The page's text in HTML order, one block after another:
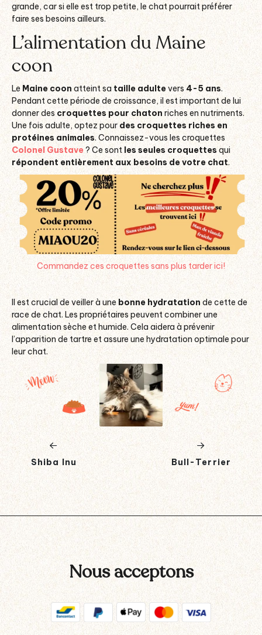
grande, car si elle est trop petite, le chat pourrait préférer
faire ses besoins ailleurs.
L’alimentation du Maine
coon
Le Maine coon atteint sa taille adultevers4-5 ans.
Pendant cette période de croissance, il est important de lui
donner descroquettes pour chaton riches en nutriments.
Une fois adulte, optez pourdes croquettes riches en
protéines animales. Connaissez-vous les croquettes
Colonel Gustave? Ce sontles seules croquettesqui
répondent entièrement aux besoins de votre chat.
Commandez ces croquettes sans plus tarder ici!
Il est crucial de veiller à une bonne hydratation de cette de
race de chat. Les propriétaires peuvent combiner une
alimentation sèche et humide. Cela aidera à prévenir
l’apparition de tartre et assure une hydratation optimale pour
leur chat.
Shiba Inu Bull-Terrier
Nous acceptons